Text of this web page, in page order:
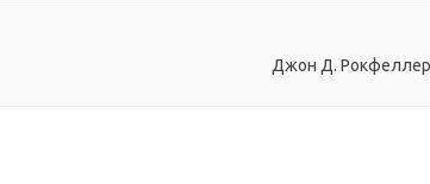
Джон Д. Рокфеллер